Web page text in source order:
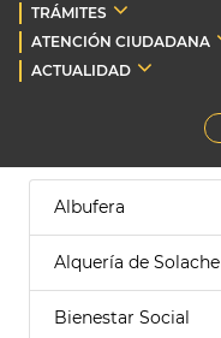
TRÁMITES
ATENCIÓN CIUDADANA
ACTUALIDAD
Albufera
Alquería de Solache
Bienestar Social